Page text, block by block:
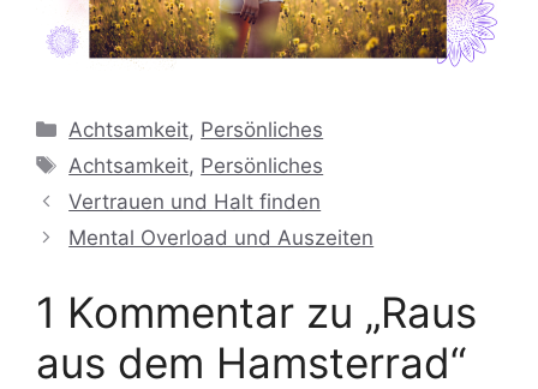
Kategorien
Achtsamkeit, Persönliches
Schlagwörter
Achtsamkeit, Persönliches
Vertrauen und Halt finden
Mental Overload und Auszeiten
1 Kommentar zu „Raus
aus dem Hamsterrad“